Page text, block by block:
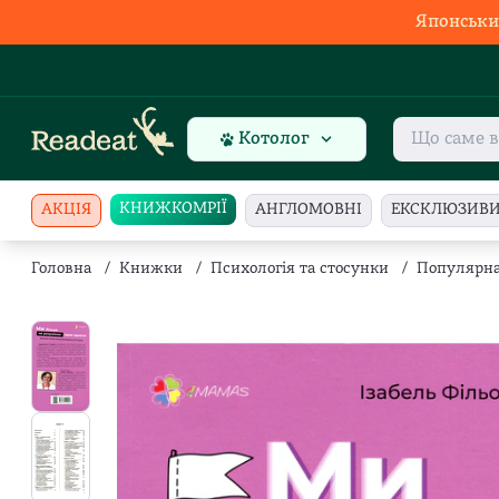
Котолог
АКЦІЯ КНИЖКОМРІЇ АНГЛОМОВНІ
Головна / Книжки / Психологія та стосунки /